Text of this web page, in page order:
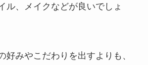
ル、メイクなどが良いでしょ
好みやこだわりを出すよりも、